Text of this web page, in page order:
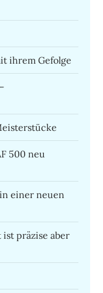
ihrem Gefolge
500 neu
einer neuen
präzise aber